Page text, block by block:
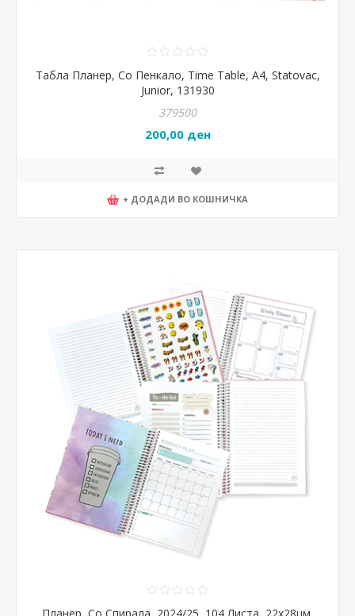
Табла Планер, Со Пенкало, Time Table, А4, Statovac,
Junior, 131930
379500
200,00 ден
+ ДОДАДИ ВО КОШНИЧКА